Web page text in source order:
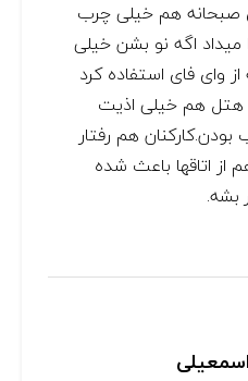
صبحانه هم خیلی چرب
اگه نو بشن خیلی
وای فای استفاده کرد
هم خیلی اذیت
بودن.کارکنان هم رفتار
اتاقها باعث شده
بشه.